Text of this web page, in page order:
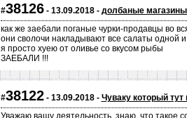
#38126- 13.09.2018 - долбаные
как же заебали поганые чурки-продавцы во
они сволочи накладывают все салаты одной
я просто хуею от оливье со вкусом рыбы
ЗАЕБАЛИ !!!
#38122- 13.09.2018 - Чуваку который
Уважаю вашу деятельность, знаю, что такое